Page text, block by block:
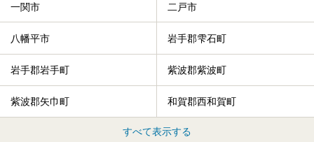
一関市 二戸市
八幡平市 岩手郡雫石町
岩手郡岩手町 紫波郡紫波町
紫波郡矢巾町 和賀郡西和賀町
すべて表示する